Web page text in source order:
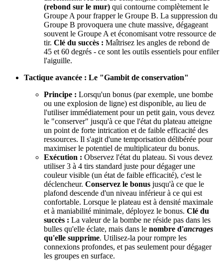
(rebond sur le mur) qui contourne complètement le
Groupe A pour frapper le Groupe B. La suppression du
Groupe B provoquera une chute massive, dégageant
souvent le Groupe A et économisant votre ressource de
tir. Clé du succès : Maîtrisez les angles de rebond de
45 et 60 degrés - ce sont les outils essentiels pour enfiler
l'aiguille.
Tactique avancée : Le "Gambit de conservation"
Principe : Lorsqu'un bonus (par exemple, une bombe
ou une explosion de ligne) est disponible, au lieu de
l'utiliser immédiatement pour un petit gain, vous devez
le "conserver" jusqu'à ce que l'état du plateau atteigne
un point de forte intrication et de faible efficacité des
ressources. Il s'agit d'une temporisation délibérée pour
maximiser le potentiel de multiplicateur du bonus.
Exécution : Observez l'état du plateau. Si vous devez
utiliser 3 à 4 tirs standard juste pour dégager une
couleur visible (un état de faible efficacité), c'est le
déclencheur. Conservez le bonus jusqu'à ce que le
plafond descende d'un niveau inférieur à ce qui est
confortable. Lorsque le plateau est à densité maximale
et à maniabilité minimale, déployez le bonus. Clé du
succès : La valeur de la bombe ne réside pas dans les
bulles qu'elle éclate, mais dans le nombre d'ancrages
qu'elle supprime. Utilisez-la pour rompre les
connexions profondes, et pas seulement pour dégager
les groupes en surface.